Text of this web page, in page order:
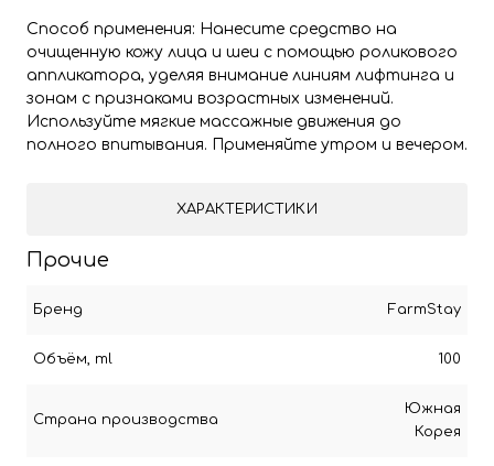
Способ применения: Нанесите средство на
очищенную кожу лица и шеи с помощью роликового
аппликатора, уделяя внимание линиям лифтинга и
зонам с признаками возрастных изменений.
Используйте мягкие массажные движения до
полного впитывания. Применяйте утром и вечером.
ХАРАКТЕРИСТИКИ
Прочие
Бренд FarmStay
Объём, ml 100
Страна производства
Южная
Корея